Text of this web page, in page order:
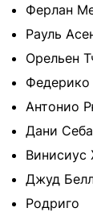
Ферлан
Рауль
Орельен
Федерико
Антонио
Дани
Винисиус
Джуд
Родриго